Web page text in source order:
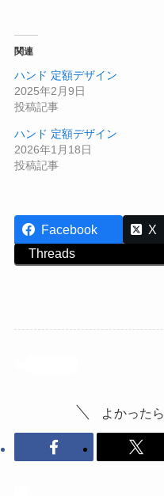
関連
ハンド 定額デザイン
2025年2月9日
投稿記事
ハンド 定額デザイン
2026年1月18日
投稿記事
Facebook X
Threads
よかった